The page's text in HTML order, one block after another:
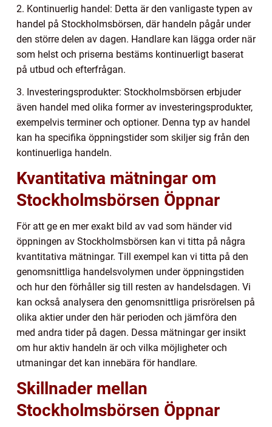
2. Kontinuerlig handel: Detta är den vanligaste typen av
handel på Stockholmsbörsen, där handeln pågår under
den större delen av dagen. Handlare kan lägga order när
som helst och priserna bestäms kontinuerligt baserat
på utbud och efterfrågan.
3. Investeringsprodukter: Stockholmsbörsen erbjuder
även handel med olika former av investeringsprodukter,
exempelvis terminer och optioner. Denna typ av handel
kan ha specifika öppningstider som skiljer sig från den
kontinuerliga handeln.
Kvantitativa mätningar om
Stockholmsbörsen Öppnar
För att ge en mer exakt bild av vad som händer vid
öppningen av Stockholmsbörsen kan vi titta på några
kvantitativa mätningar. Till exempel kan vi titta på den
genomsnittliga handelsvolymen under öppningstiden
och hur den förhåller sig till resten av handelsdagen. Vi
kan också analysera den genomsnittliga prisrörelsen på
olika aktier under den här perioden och jämföra den
med andra tider på dagen. Dessa mätningar ger insikt
om hur aktiv handeln är och vilka möjligheter och
utmaningar det kan innebära för handlare.
Skillnader mellan
Stockholmsbörsen Öppnar